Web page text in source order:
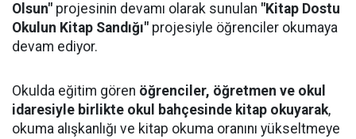
Olsun" projesinin devamı olarak sunulan "Kitap Dostu
Okulun Kitap Sandığı" projesiyle öğrenciler okumaya
devam ediyor.
Okulda eğitim gören öğrenciler, öğretmen ve okul
idaresiyle birlikte okul bahçesinde kitap okuyarak,
okuma alışkanlığı ve kitap okuma oranını yükseltmeye